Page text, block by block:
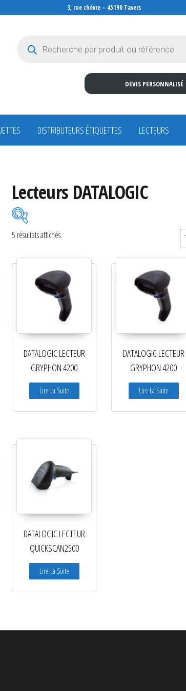
3, rue chèvre – 45190 Tavers
DEVIS PERSONNALISÉ
DISTRIBUTEURS ÉTIQUETTES LECTEURS
Lecteurs DATALOGIC
5 résultats affichés
DATALOGIC LECTEUR
GRYPHON 4200
Lire La Suite
DATALOGIC LECTEUR
GRYPHON 4200
Lire La Suite
DATALOGIC LECTEUR
QUICKSCAN2500
Lire La Suite